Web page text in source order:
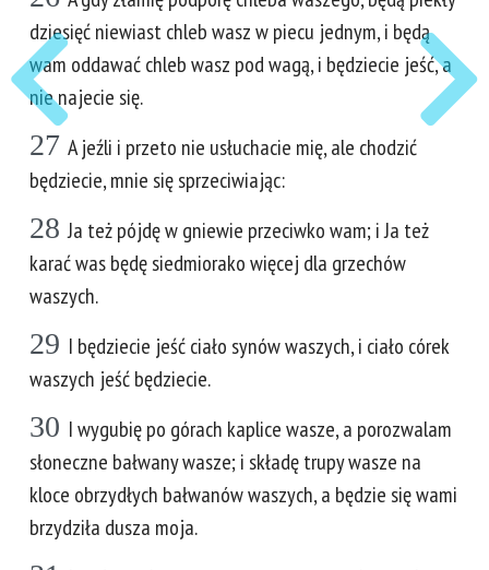
dziesięć niewiast chleb wasz w piecu jednym, i będą
wam oddawać chleb wasz pod wagą, i będziecie jeść, a
nie najecie się.
27 A jeźli i przeto nie usłuchacie mię, ale chodzić
będziecie, mnie się sprzeciwiając:
28 Ja też pójdę w gniewie przeciwko wam; i Ja też
karać was będę siedmiorako więcej dla grzechów
waszych.
29 I będziecie jeść ciało synów waszych, i ciało córek
waszych jeść będziecie.
30 I wygubię po górach kaplice wasze, a porozwalam
słoneczne bałwany wasze; i składę trupy wasze na
kloce obrzydłych bałwanów waszych, a będzie się wami
brzydziła dusza moja.